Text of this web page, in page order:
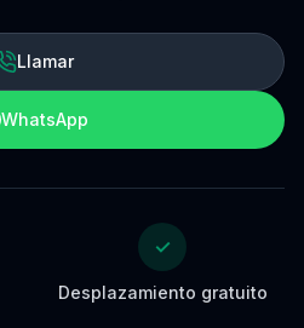
Llamar
WhatsApp
✓
Desplazamiento gratuito